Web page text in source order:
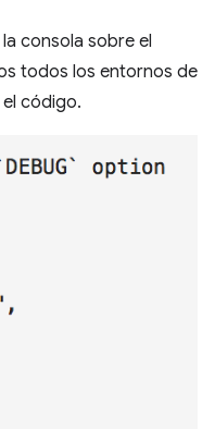
consola sobre el
todos los entornos de
código.